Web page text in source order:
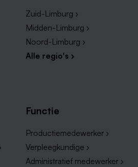
bedrijven en
diverse grote bedrijven
vacatures hebben openstaan.
lijst:
University
Hotels
Zuid-Limburg ›
Midden-Limburg ›
Noord-Limburg ›
Alle regio's ›
Functie
Productiemedewerker ›
Verpleegkundige ›
Administratief medewerker ›